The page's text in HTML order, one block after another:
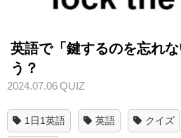
英語で「鍵するのを忘れ
う？
2024.07.06QUIZ
1日1英語 英語 クイズ